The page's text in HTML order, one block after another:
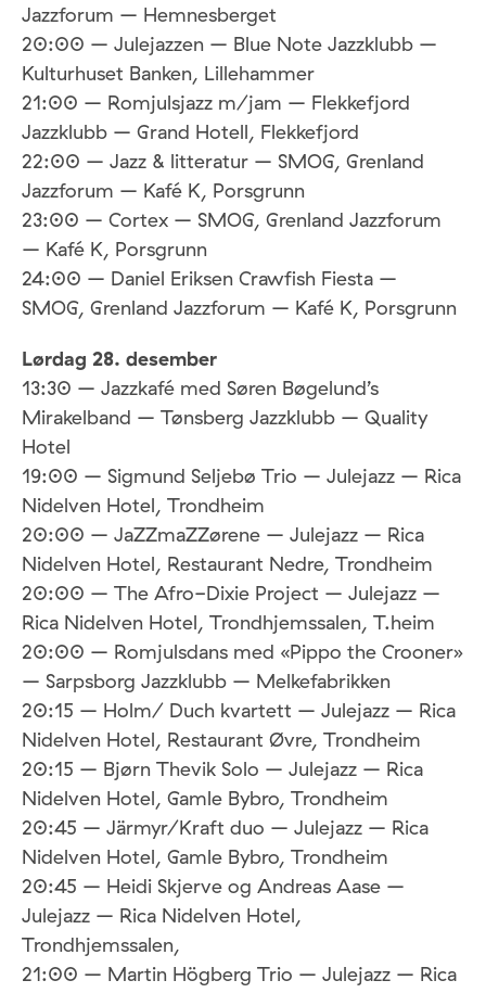
Jazzforum – Hemnesberget
20:00 – Julejazzen – Blue Note Jazzklubb –
Kulturhuset Banken, Lillehammer
21:00 – Romjulsjazz m/jam – Flekkefjord
Jazzklubb – Grand Hotell, Flekkefjord
22:00 – Jazz & litteratur – SMOG, Grenland
Jazzforum – Kafé K, Porsgrunn
23:00 – Cortex – SMOG, Grenland Jazzforum
– Kafé K, Porsgrunn
24:00 – Daniel Eriksen Crawfish Fiesta –
SMOG, Grenland Jazzforum – Kafé K, Porsgrunn
Lørdag 28. desember
13:30 – Jazzkafé med Søren Bøgelund’s
Mirakelband – Tønsberg Jazzklubb – Quality
Hotel
19:00 – Sigmund Seljebø Trio – Julejazz – Rica
Nidelven Hotel, Trondheim
20:00 – JaZZmaZZørene – Julejazz – Rica
Nidelven Hotel, Restaurant Nedre, Trondheim
20:00 – The Afro-Dixie Project – Julejazz –
Rica Nidelven Hotel, Trondhjemssalen, T.heim
20:00 – Romjulsdans med «Pippo the Crooner»
– Sarpsborg Jazzklubb – Melkefabrikken
20:15 – Holm/ Duch kvartett – Julejazz – Rica
Nidelven Hotel, Restaurant Øvre, Trondheim
20:15 – Bjørn Thevik Solo – Julejazz – Rica
Nidelven Hotel, Gamle Bybro, Trondheim
20:45 – Järmyr/Kraft duo – Julejazz – Rica
Nidelven Hotel, Gamle Bybro, Trondheim
20:45 – Heidi Skjerve og Andreas Aase –
Julejazz – Rica Nidelven Hotel,
Trondhjemssalen,
21:00 – Martin Högberg Trio – Julejazz – Rica